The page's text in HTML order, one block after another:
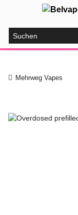
Mehrweg Vapes